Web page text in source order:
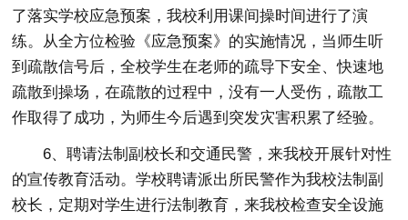
了落实学校应急预案，我校利用课间操时间进行了演
练。从全方位检验《应急预案》的实施情况，当师生听
到疏散信号后，全校学生在老师的疏导下安全、快速地
疏散到操场，在疏散的过程中，没有一人受伤，疏散工
作取得了成功，为师生今后遇到突发灾害积累了经验。
6、聘请法制副校长和交通民警，来我校开展针对性
的宣传教育活动。学校聘请派出所民警作为我校法制副
校长，定期对学生进行法制教育，来我校检查安全设施